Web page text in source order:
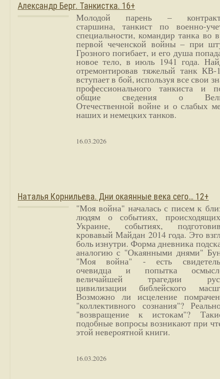
Александр Берг. Танкистка. 16+
Молодой парень –
старшина, танкист по военно-
специальности, командир танка во
первой чеченской войны – при
Грозного погибает, и его душа
новое тело, в июль 1941 года.
отремонтировав тяжелый танк
вступает в бой, используя все свои
профессионального танкиста и
общие сведения о
Отечественной войне и о слабых
наших и немецких танков.
16.03.2026
Наталья Корнильева. Дни окаянные века сего… 12+
"Моя война" началась с писем к
людям о событиях,
Украине, событиях,
кровавый Майдан 2014 года. Это
боль изнутри. Форма дневника
аналогию с "Окаянными днями"
"Моя война" - есть
очевидца и попытка
величайшей трагедии
цивилизации библейского
Возможно ли исцеление
"коллективного сознания"?
"возвращение к истокам"?
подобные вопросы возникают при
этой невероятной книги.
16.03.2026